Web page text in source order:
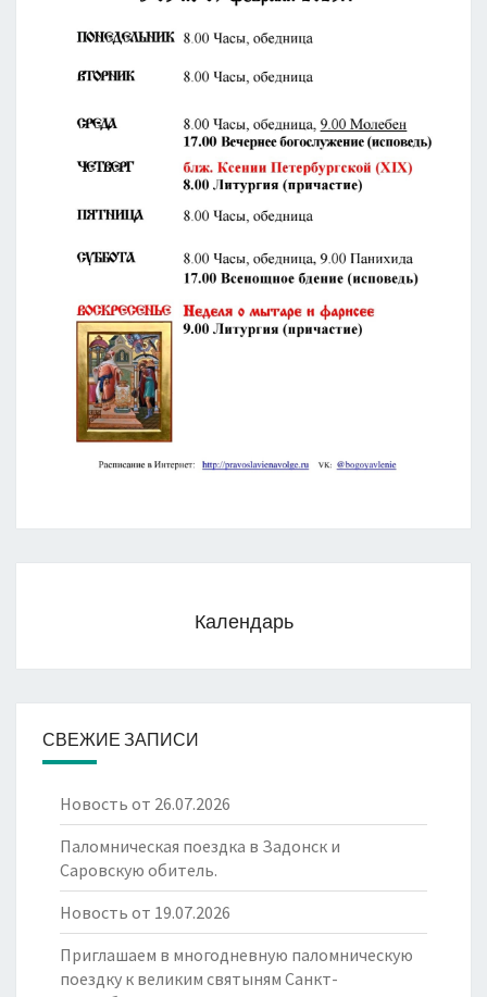
Календарь
СВЕЖИЕ ЗАПИСИ
Новость от 26.07.2026
Паломническая поездка в Задонск и
Саровскую обитель.
Новость от 19.07.2026
Приглашаем в многодневную паломническую
поездку к великим святыням Санкт-